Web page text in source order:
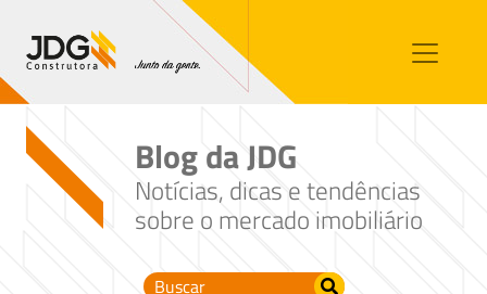
Contato
Sobre nós
Blog
Blog da JDG
Notícias, dicas e tendências
sobre o mercado imobiliário